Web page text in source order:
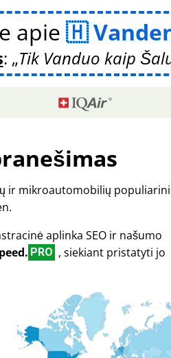
apie
: Tik Vanduo kaip
ir mikroautomobilių
aplinka SEO ir našumo
PRO , siekiant pristatyti jo